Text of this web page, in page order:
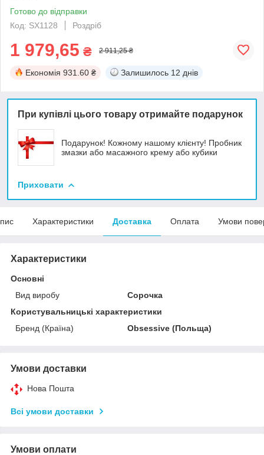
Готово до відправки
Код: SX1128
Роздріб
1 979,65 ₴ 2 911,25 ₴
Економія 931.60 ₴ Залишилось 12 днів
При купівлі цього товару отримайте подарунок
Подарунок! Кожному нашому клієнту! Пробник
змазки або масажного крему або кубики
Приховати
Характеристики Доставка Оплата Умови
Характеристики
Основні
Вид виробу
Сорочка
Користувальницькі характеристики
Бренд (Країна)
Obsessive (Польща)
Умови доставки
Нова Пошта
Всі умови доставки
Умови оплати